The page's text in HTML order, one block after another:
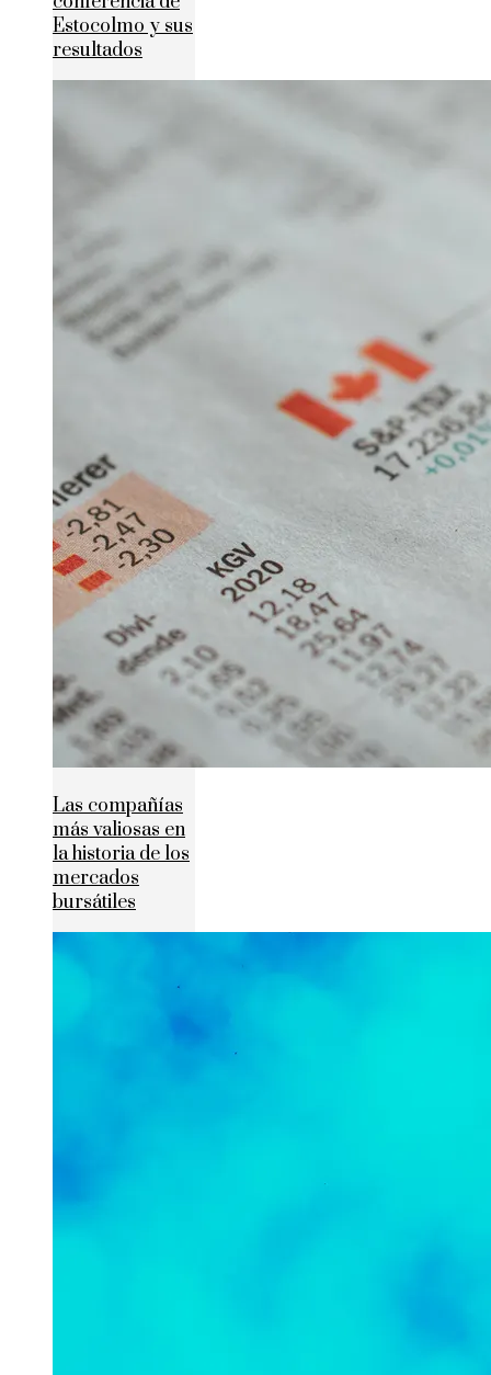
Estocolmo y sus
resultados
Las compañías
más valiosas en
la historia de los
mercados
bursátiles